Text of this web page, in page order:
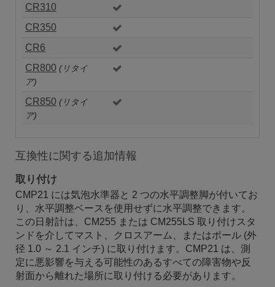
CR310
CR350
CR6
CR800 (リタイ
ア)
CR850 (リタイ
ア)
互換性に関する追加情報
取り付け
CMP21 には気泡水準器と 2 つの水平調整脚が付いてお
り、水平調整ベースを使用せずに水平調整できます。
この日射計は、CM255 または CM255LS 取り付けスタ
ンドを介してマスト、クロスアーム、またはポール (外
径 1.0 ～ 2.1 インチ) に取り付けます。CMP21 は、測
定に悪影響を与える可能性のあるすべての障害物や反
射面から離れた場所に取り付ける必要があります。